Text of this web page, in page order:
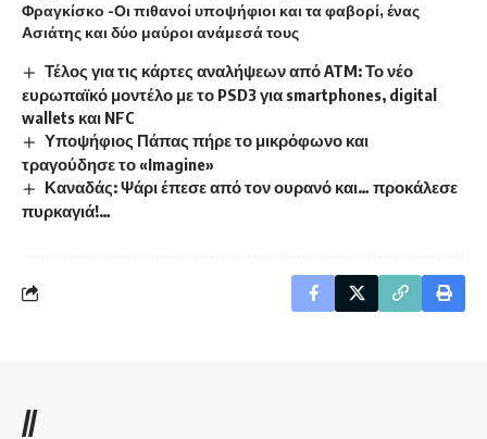
Φραγκίσκο -Οι πιθανοί υποψήφιοι και τα φαβορί, ένας
Ασιάτης και δύο μαύροι ανάμεσά τους
Τέλος για τις κάρτες αναλήψεων από ATM: Το νέο
ευρωπαϊκό μοντέλο με το PSD3 για smartphones, digital
wallets και NFC
Υποψήφιος Πάπας πήρε το μικρόφωνο και
τραγούδησε το «Imagine»
Καναδάς: Ψάρι έπεσε από τον ουρανό και… προκάλεσε
πυρκαγιά!…
//